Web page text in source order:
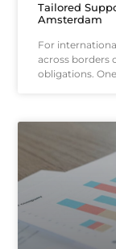
Tailored
Amsterdam
For
across borders
obligations.